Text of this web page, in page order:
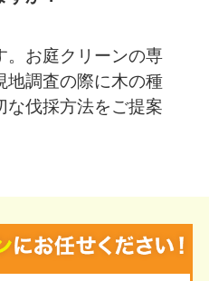
。お庭クリーンの専
地調査の際に木の種
な伐採方法をご提案